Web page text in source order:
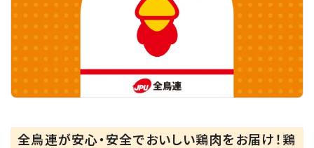
全鳥連が安心・安全でおいしい鶏肉をお届け！鶏